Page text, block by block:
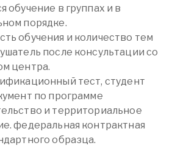
обучение в группах и в
порядке.
обучения и количество тем
после консультации со
центра.
тест, студент
по программе
и территориальное
федеральная контрактная
образца.